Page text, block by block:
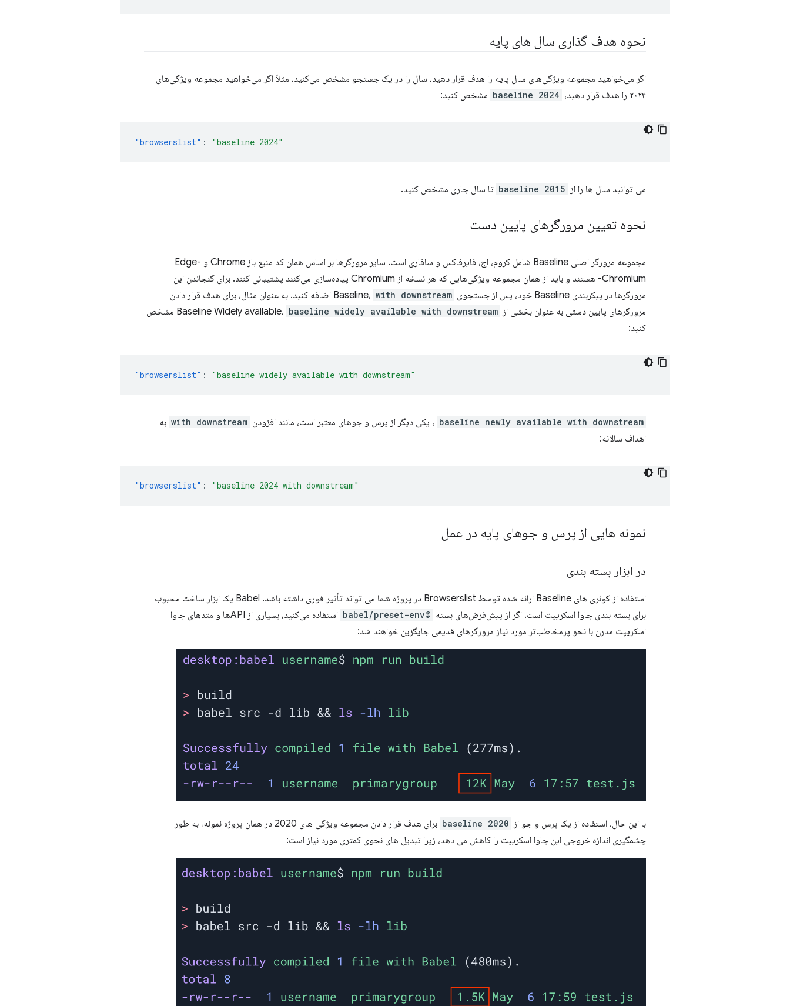
نحوه هدف گذاری سال های پایه
اگر می‌خواهید مجموعه ویژگی‌های سال پایه را هدف قرار دهید، سال را در یک جستجو مشخص می‌کنید، مثلاً اگر می‌خواهید مجموعه ویژگی‌های
۲۰۲۴ را هدف قرار دهید،
baseline 2024 مشخص کنید:
"browserslist" : "baseline 2024"
می توانید سال ها را از baseline 2015 تا سال جاری مشخص کنید.
نحوه تعیین مرورگرهای پایین دست
مجموعه مرورگر اصلی Baseline شامل کروم، اج، فایرفاکس و سافاری است. سایر مرورگرها بر اساس همان کد منبع باز Chrome و Edge-
Chromium- هستند و باید از همان مجموعه ویژگی‌هایی که هر نسخه از Chromium پیاده‌سازی می‌کنند پشتیبانی کنند. برای گنجاندن این
مرورگرها در پیکربندی Baseline خود، پس از جستجوی Baseline،
with downstream
اضافه کنید. به عنوان مثال، برای هدف قرار دادن
مرورگرهای پایین دستی به عنوان بخشی از Baseline Widely available، baseline widely available with downstream
مشخص
کنید:
"browserslist" : "baseline widely available with downstream"
baseline newly available with downstream ، یکی دیگر از پرس و جوهای معتبر است، مانند افزودن with downstream به
اهداف سالانه:
"browserslist" : "baseline 2024 with downstream"
نمونه هایی از پرس و جوهای پایه در عمل
در ابزار بسته بندی
استفاده از کوئری های Baseline ارائه شده توسط Browserslist در پروژه شما می تواند تأثیر فوری داشته باشد. Babel یک ابزار ساخت محبوب
برای بسته بندی جاوا اسکریپت است. اگر از پیش‌فرض‌های بسته @babel/preset-env
استفاده می‌کنید، بسیاری از APIها و متدهای جاوا
اسکریپت مدرن با نحو پرمخاطب‌تر مورد نیاز مرورگرهای قدیمی جایگزین خواهند شد:
با این حال، استفاده از یک پرس و جو از baseline 2020
برای هدف قرار دادن مجموعه ویژگی های 2020 در همان پروژه نمونه، به طور
چشمگیری اندازه خروجی این جاوا اسکریپت را کاهش می دهد، زیرا تبدیل های نحوی کمتری مورد نیاز است: